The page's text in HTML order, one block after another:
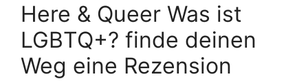
Here & Queer Was ist
LGBTQ+? finde deinen
Weg eine Rezension